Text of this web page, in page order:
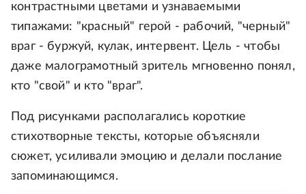
контрастными цветами и узнаваемыми
типажами: "красный" герой - рабочий, "черный"
враг - буржуй, кулак, интервент. Цель - чтобы
даже малограмотный зритель мгновенно понял,
кто "свой" и кто "враг".
Под рисунками располагались короткие
стихотворные тексты, которые объясняли
сюжет, усиливали эмоцию и делали послание
запоминающимся.